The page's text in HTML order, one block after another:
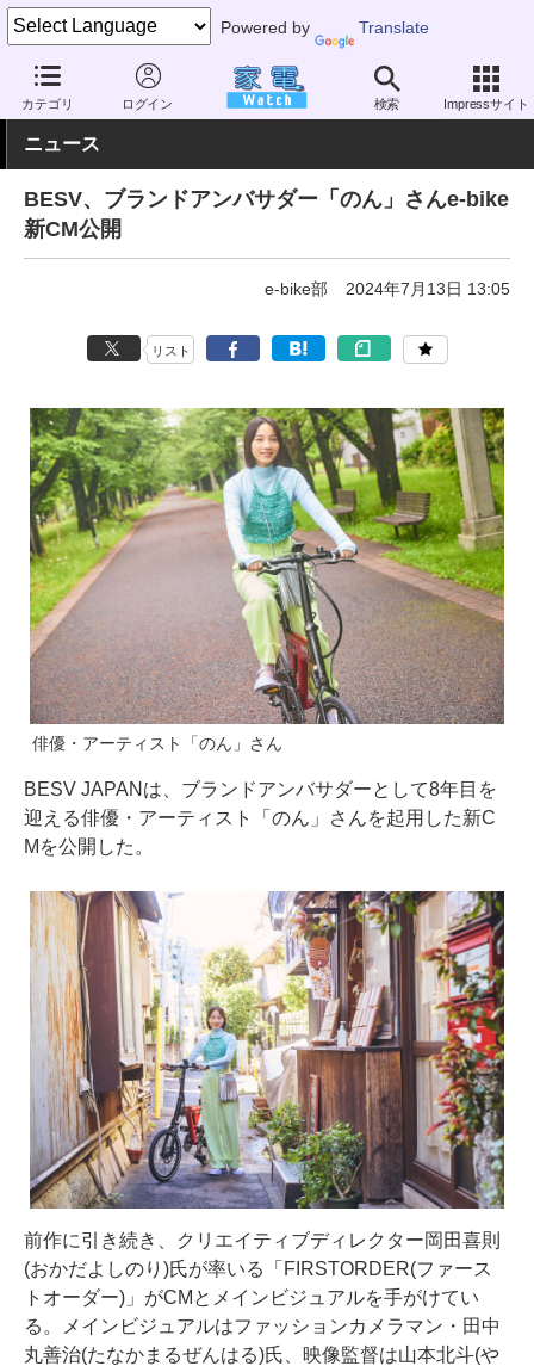
Powered by Translate
カテゴリ ログイン 検索 Impressサイト
家電 Watch その他・家電 アウトドア 電動自転車
ニュース
BESV、ブランドアンバサダー「のん」さんe-bike
新CM公開
e-bike部 2024年7月13日 13:05
リスト
俳優・アーティスト「のん」さん
BESV JAPANは、ブランドアンバサダーとして8年目を
迎える俳優・アーティスト「のん」さんを起用した新C
Mを公開した。
前作に引き続き、クリエイティブディレクター岡田喜則
(おかだよしのり)氏が率いる「FIRSTORDER(ファース
トオーダー)」がCMとメインビジュアルを手がけてい
る。メインビジュアルはファッションカメラマン・田中
丸善治(たなかまるぜんはる)氏、映像監督は山本北斗(や